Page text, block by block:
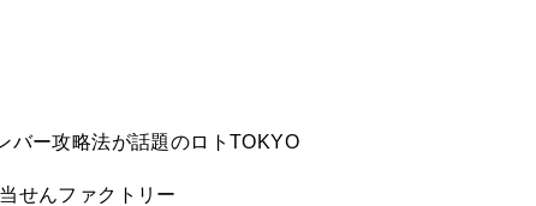
バー攻略法が話題のロトTOKYO
せんファクトリー